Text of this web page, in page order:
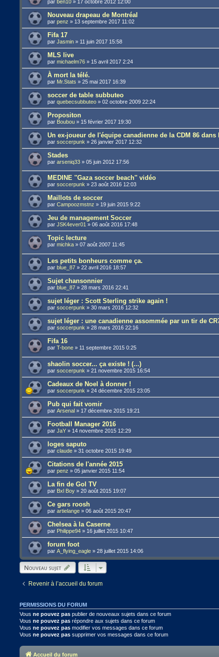
parben10 » 17 octobre 2012 12:00
Nouveau drapeau de Montréal
parpenz » 13 septembre 2017 11:02
Fifa 17
parJasmin » 11 juin 2017 15:58
MLS live
parmichaelm76 » 15 avril 2017 2:24
À mort la télé.
par Mr.Stats »25 mai 2017 16:39
soccer de table subbuteo
parquebecsubbuteo »02 octobre 2009 22:24
Propositon
par Boubou » 15 février 2017 19:30
Un ex-joueur de l'équipe canadienne de la CDM 86 dans
parsoccerpunk »26 janvier 2017 12:32
Stades
pararseniq33 »05 juin 2012 17:56
MEDINE ''Gaza soccer beach'' vidéo
parsoccerpunk »23 août 2016 12:03
Maillots de soccer
parCampoozmstnz » 19 juin 2015 9:22
Jeu de management Soccer
parJSK4ever01 »06 août 2016 17:48
Topic lecture
parmichka »07 août 2007 11:45
Les petits bonheurs comme ça.
parblue_87 »22 avril 2016 18:57
Sujet chansonnier
parblue_87 »28 mars 2016 22:41
sujet léger : Scott Sterling strike again !
parsoccerpunk »30 mars 2016 12:32
sujet léger : une canadienne assommée par un tir de
parsoccerpunk »28 mars 2016 22:16
Fifa 16
parT-bone » 11 septembre 2015 0:25
shaolin soccer... ça existe ! (...)
parsoccerpunk »21 novembre 2015 16:54
Cadeaux de Noel à donner !
parsoccerpunk »24 décembre 2015 23:05
Pub qui fait vomir
parArsenal » 17 décembre 2015 19:21
Football Manager 2016
parJaY » 14 novembre 2015 12:29
loges saputo
parclaude »31 octobre 2015 19:49
Citations de l'année 2015
parpenz »05 janvier 2015 11:54
La fin de Gol TV
par Bxl Boy »20 août 2015 19:07
Ce gars roosh
parartielange »06 août 2015 20:47
Chelsea à la Caserne
par Philippe94 » 16 juillet 2015 10:47
forum foot
parA_flying_eagle »28 juillet 2015 14:06
Nouveau sujet
Revenir à l’accueil du forum
PERMISSIONS DU FORUM
Vousne pouvez pas publier de nouveaux sujets dans ce forum
Vousne pouvez pas répondre aux sujets dans ce forum
Vousne pouvez pas modifier vos messages dans ce forum
Vousne pouvez pas supprimer vos messages dans ce forum
Accueil du forum